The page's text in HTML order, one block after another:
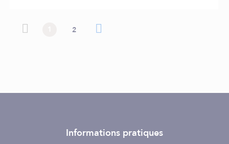
Page précédente
Vous lisez actuellement la page
Page
2
Informations pratiques